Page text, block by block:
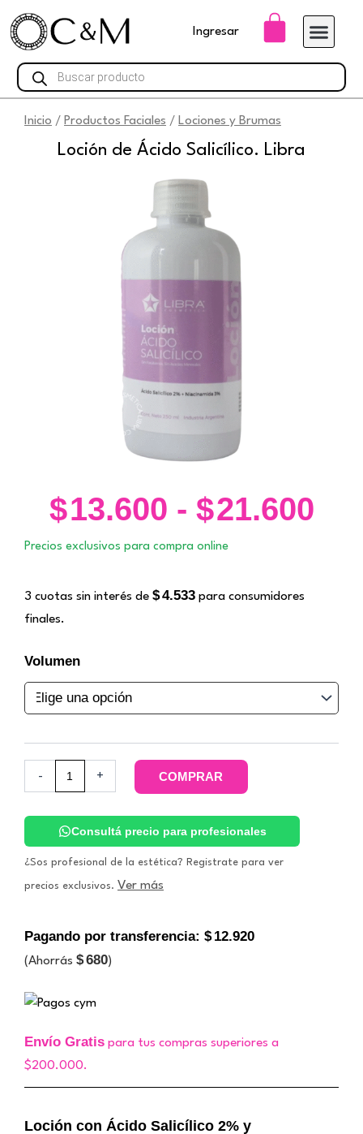
Ingresar Carrito
Búsqueda
de
productos
Inicio / Productos Faciales / Lociones y Brumas
Loción de Ácido Salicílico. Libra
$13.600 - $21.600
Precios exclusivos para compra online
3 cuotas sin interés de $4.533 para consumidores
finales.
Volumen
-
Loción
de
Ácido
Salicílico.
Libra
+ COMPRAR
Consultá precio para profesionales
¿Sos profesional de la estética? Registrate para ver
precios exclusivos. Ver más
Pagando por transferencia: $ 12.920
(Ahorrás $680)
Envío Gratis para tus compras superiores a
$200.000.
Loción con Ácido Salicílico 2% y